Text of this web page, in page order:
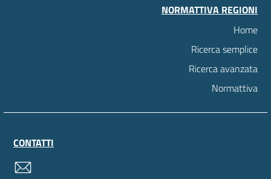
NORMATTIVA REGIONI
Home
Ricerca semplice
Ricerca avanzata
Normattiva
CONTATTI